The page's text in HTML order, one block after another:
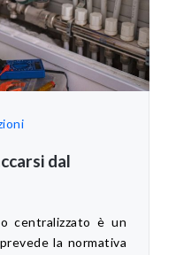
dal
centralizzato è un
la normativa